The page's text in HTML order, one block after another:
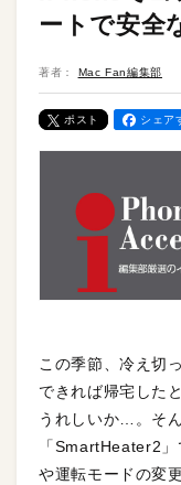
ートで安全
著者： Mac Fan編集部
ポスト シェア
この季節、冷え切
できれば帰宅した
うれしいか…。そ
「SmartHeater2
や運転モードの変